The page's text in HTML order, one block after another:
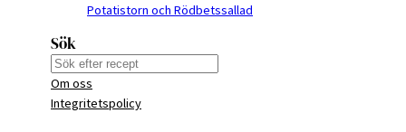
Potatistorn och Rödbetssallad
Sök
S
e
a
Om oss
Integritetspolicy